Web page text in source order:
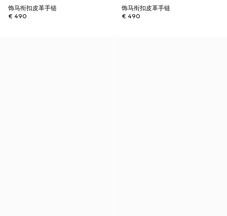
饰马衔扣皮革手链
€ 490
饰马衔扣皮革手链
€ 490